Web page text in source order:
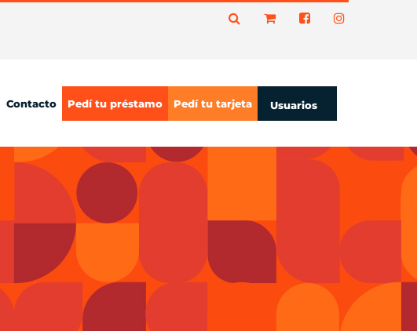
Contacto Pedí tu préstamo Pedí tu tarjeta Usuarios